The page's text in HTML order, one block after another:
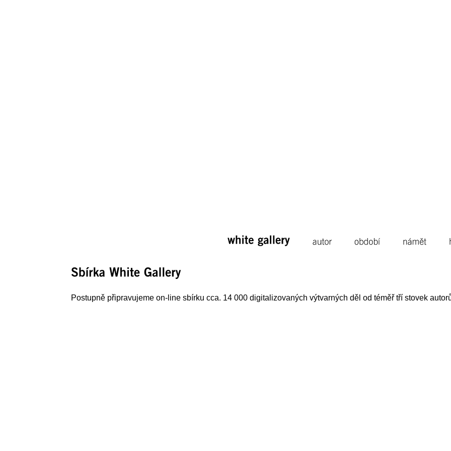
white gallery autor období námět
Sbírka White Gallery
Postupně připravujeme on-line sbírku cca. 14 000 digitalizovaných výtvarných děl od téměř tří stovek